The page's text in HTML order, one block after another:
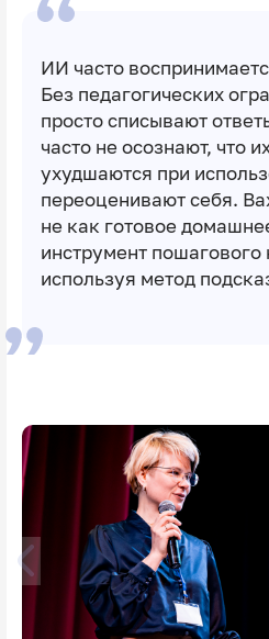
ИИ часто
Без педагогических
просто списывают
часто не осознают, что
ухудшаются при
переоценивают себя.
не как готовое
инструмент пошагового
используя метод